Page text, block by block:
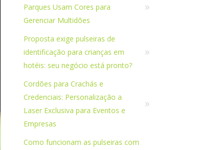
Parques Usam Cores para
Gerenciar Multidões
Proposta exige pulseiras de
identificação para crianças em
hotéis: seu negócio está pronto?
Cordões para Crachás e
Credenciais: Personalização a
Laser Exclusiva para Eventos e
Empresas
Como funcionam as pulseiras com